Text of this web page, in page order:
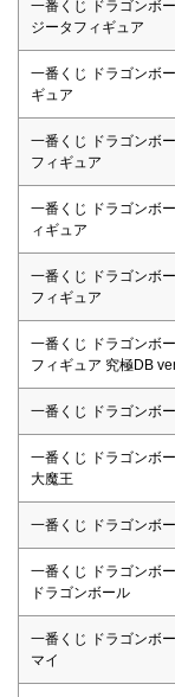
一番くじ ドラゴンボ
ジータフィギュア
一番くじ ドラゴンボ
ギュア
一番くじ ドラゴンボ
フィギュア
一番くじ ドラゴンボ
ィギュア
一番くじ ドラゴンボ
フィギュア
一番くじ ドラゴンボ
フィギュア 究極DB
一番くじ ドラゴンボ
一番くじ ドラゴンボ
大魔王
一番くじ ドラゴンボ
一番くじ ドラゴンボ
ドラゴンボール
一番くじ ドラゴンボ
マイ